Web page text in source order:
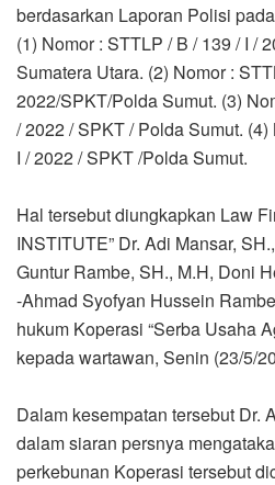
berdasarkan Laporan Polisi
(1) Nomor : STTLP / B / 139 / I /
Sumatera Utara. (2) Nomor :
2022/SPKT/Polda Sumut. (3)
/ 2022 / SPKT / Polda Sumut.
I / 2022 / SPKT /Polda Sumut.
Hal tersebut diungkapkan Law
INSTITUTE” Dr. Adi Mansar,
Guntur Rambe, SH., M.H, Doni
-Ahmad Syofyan Hussein
hukum Koperasi “Serba Usaha
kepada wartawan, Senin (23/5/
Dalam kesempatan tersebut Dr.
dalam siaran persnya
perkebunan Koperasi tersebut